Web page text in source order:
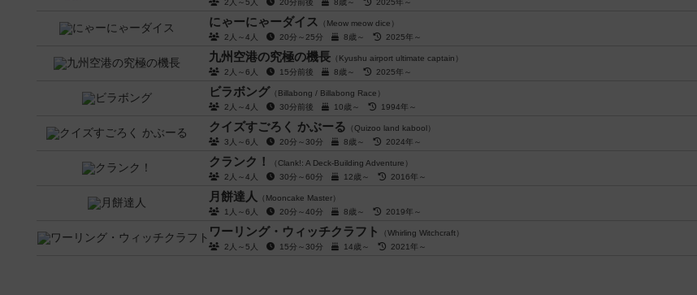
2人～5人
20分前後 8歳～ 2025年～
にゃーにゃーダイス
（Meow meow dice）
2人～4人
20分～25分 8歳～ 2025年～
九州空港の究極の機長 （Kyushu airport ultimate captain）
2人～6人
15分前後 8歳～ 2025年～
ビラボング （Billabong / Billabong Race）
2人～4人
30分前後 10歳～ 1994年～
クイズすごろく かぶーる （Quizoo land kabool）
3人～6人
20分～30分 8歳～ 2024年～
クランク！
（Clank!: A Deck-Building Adventure）
2人～4人
30分～60分 12歳～ 2016年～
月餅達人
（Mooncake Master）
1人～6人
20分～40分 8歳～ 2019年～
ワーリング・ウィッチクラフト
（Whirling Witchcraft）
2人～5人
15分～30分 14歳～ 2021年～